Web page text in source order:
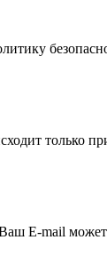
только
E-mail